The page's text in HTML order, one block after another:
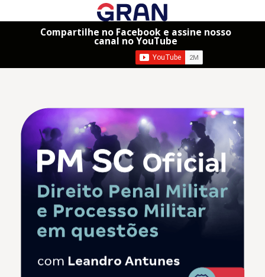
Compartilhe no Facebook e assine nosso
canal no YouTube